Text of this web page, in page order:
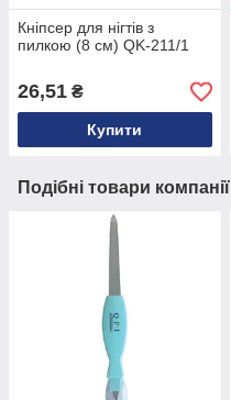
Кніпсер для нігтів з
пилкою (8 см) QK-211/1
26,51 ₴
Купити
Подібні товари компанії